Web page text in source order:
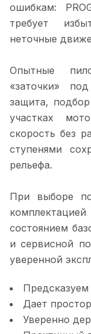
ошибкам:
требует
неточные
Опытные
«заточки»
защита,
участках
скорость без
ступенями
рельефа.
При выборе
состоянием
и сервисной
уверенной
Предсказуем
Дает
Уверенно